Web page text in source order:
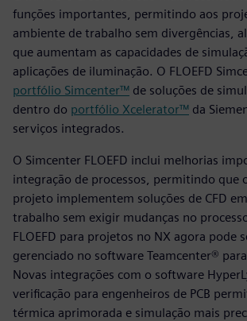
funções importantes, permitindo aos
ambiente de trabalho sem divergências,
que aumentam as capacidades de
aplicações de iluminação. O FLOEFD
portfólio Simcenter™ de soluções de
dentro do portfólio Xcelerator™ da
serviços integrados.
O Simcenter FLOEFD inclui melhorias
integração de processos, permitindo que
projeto implementem soluções de CFD
trabalho sem exigir mudanças no
FLOEFD para projetos no NX agora pode
gerenciado no software Teamcenter®
Novas integrações com o software
verificação para engenheiros de PCB
térmica aprimorada e simulação mais